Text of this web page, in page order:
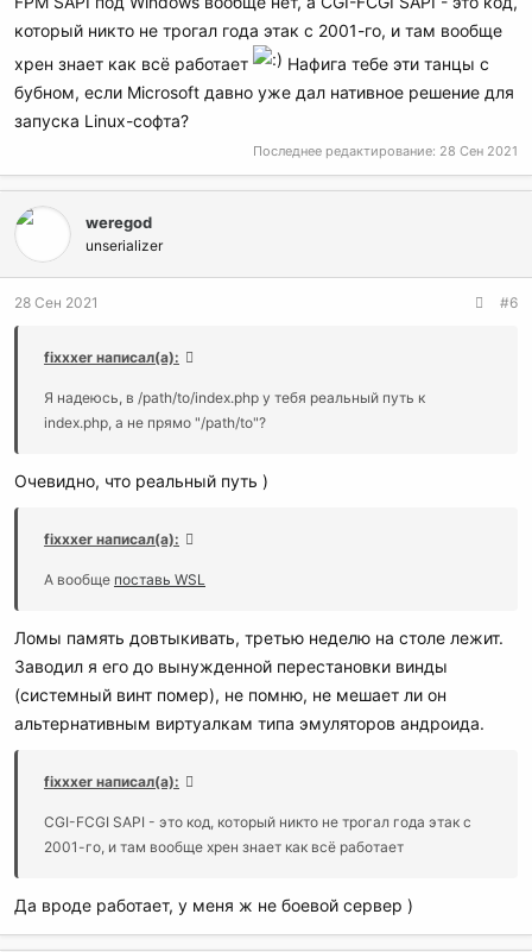
который никто не трогал года этак с 2001-го, и там вообще
хрен знает как всё работает
Нафига тебе эти танцы с
бубном, если Microsoft давно уже дал нативное решение для
запуска Linux-софта?
Последнее редактирование: 28 Сен 2021
weregod
unserializer
28 Сен 2021 #6
fixxxer написал(а):
Я надеюсь, в /path/to/index.php у тебя реальный путь к
index.php, а не прямо "/path/to"?
Очевидно, что реальный путь )
fixxxer написал(а):
А вообще поставь WSL
Ломы память довтыкивать, третью неделю на столе лежит.
Заводил я его до вынужденной перестановки винды
(системный винт помер), не помню, не мешает ли он
альтернативным виртуалкам типа эмуляторов андроида.
fixxxer написал(а):
CGI-FCGI SAPI - это код, который никто не трогал года этак с
2001-го, и там вообще хрен знает как всё работает
Да вроде работает, у меня ж не боевой сервер )